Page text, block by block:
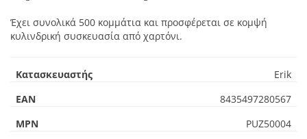
Έχει συνολικά 500 κομμάτια και προσφέρεται σε κομψή
κυλινδρική συσκευασία από χαρτόνι.
Κατασκευαστής
Erik
EAN
8435497280567
MPN
PUZ50004